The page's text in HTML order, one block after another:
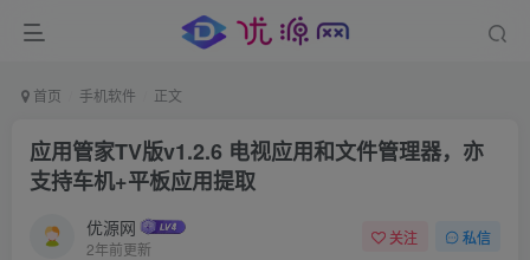
首页 手机软件 正文
应用管家TV版v1.2.6 电视应用和文件管理器，亦
支持车机+平板应用提取
优源网
2年前更新
关注 私信